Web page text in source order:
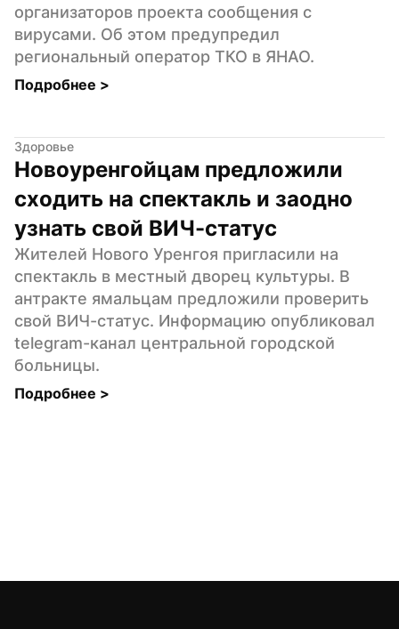
организаторов проекта сообщения с
вирусами. Об этом предупредил
региональный оператор ТКО в ЯНАО.
Подробнее >
Здоровье
Новоуренгойцам предложили
сходить на спектакль и заодно
узнать свой ВИЧ-статус
Жителей Нового Уренгоя пригласили на
спектакль в местный дворец культуры. В
антракте ямальцам предложили проверить
свой ВИЧ-статус. Информацию опубликовал
telegram-канал центральной городской
больницы.
Подробнее >